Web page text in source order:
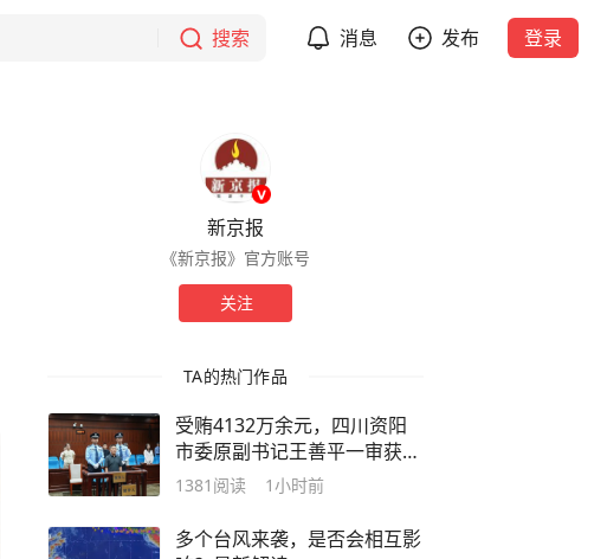
搜索 消息 发布 登录
新京报
《新京报》官方账号
关注
TA的热门作品
受贿4132万余元，四川资阳
市委原副书记王善平一审获刑
11年
1381 阅读 1小时前
多个台风来袭，是否会相互影